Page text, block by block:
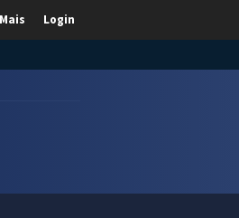
Login
Mais